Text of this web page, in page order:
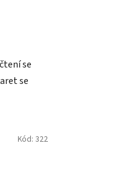
se
se
Kód: 322